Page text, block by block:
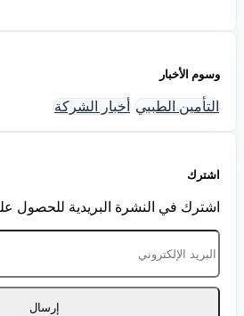
وسوم الأخبار
التأمين الطببي أخبار الشركة
اشترك
اشترك في النشرة البريدية للحصول
إرسال